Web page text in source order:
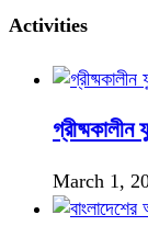
Activities
March 1,